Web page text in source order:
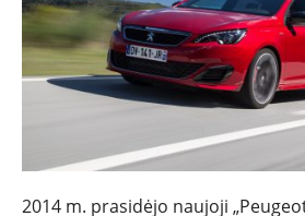
2014 m. prasidėjo naujoji